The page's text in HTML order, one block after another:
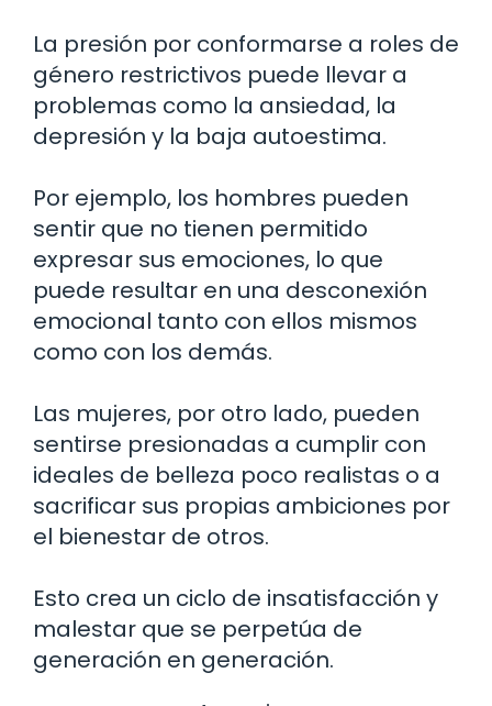
La presión por conformarse a roles de
género restrictivos puede llevar a
problemas como la ansiedad, la
depresión y la baja autoestima.
Por ejemplo, los hombres pueden
sentir que no tienen permitido
expresar sus emociones, lo que
puede resultar en una desconexión
emocional tanto con ellos mismos
como con los demás.
Las mujeres, por otro lado, pueden
sentirse presionadas a cumplir con
ideales de belleza poco realistas o a
sacrificar sus propias ambiciones por
el bienestar de otros.
Esto crea un ciclo de insatisfacción y
malestar que se perpetúa de
generación en generación.